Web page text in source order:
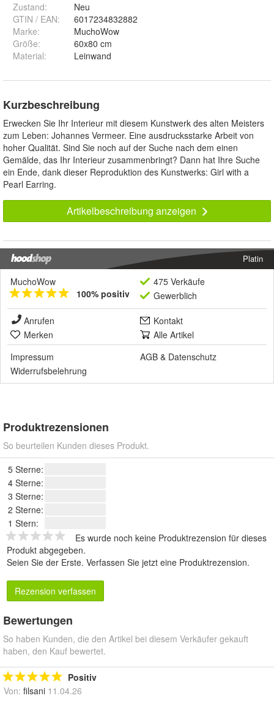
Zustand:
Neu
GTIN / EAN:
6017234832882
Marke:
MuchoWow
Größe:
60x80 cm
Material: Leinwand
Kurzbeschreibung
Erwecken Sie Ihr Interieur mit diesem Kunstwerk des alten Meisters
zum Leben: Johannes Vermeer. Eine ausdrucksstarke Arbeit von
hoher Qualität. Sind Sie noch auf der Suche nach dem einen
Gemälde, das Ihr Interieur zusammenbringt? Dann hat Ihre Suche
ein Ende, dank dieser Reproduktion des Kunstwerks: Girl with a
Pearl Earring.
Artikelbeschreibung anzeigen
Platin
MuchoWow
100% positiv
475 Verkäufe
Gewerblich
Anrufen
Kontakt
Merken
Alle Artikel
Impressum
AGB & Datenschutz
Widerrufsbelehrung
Produktrezensionen
So beurteilen Kunden dieses Produkt.
5 Sterne:
4 Sterne:
3 Sterne:
2 Sterne:
1 Stern:
Es wurde noch keine Produktrezension für dieses
Produkt abgegeben.
Seien Sie der Erste. Verfassen Sie jetzt eine Produktrezension.
Rezension verfassen
Bewertungen
So haben Kunden, die den Artikel bei diesem Verkäufer gekauft
haben, den Kauf bewertet.
Positiv
Von: filsani 11.04.26